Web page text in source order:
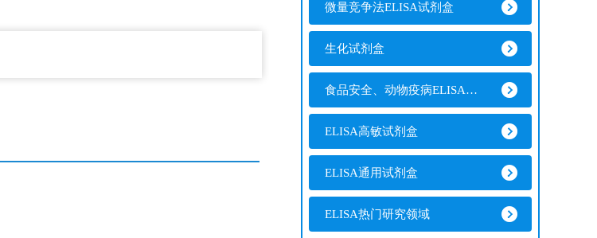
微量竞争法ELISA试剂盒
生化试剂盒
食品安全、动物疫病ELISA试剂盒
ELISA高敏试剂盒
ELISA通用试剂盒
ELISA热门研究领域